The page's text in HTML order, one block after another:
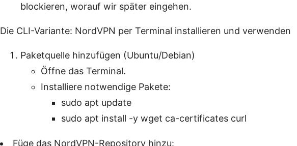
blockieren, worauf wir später eingehen.
Die CLI-Variante: NordVPN per Terminal installieren und verwenden
Paketquelle hinzufügen (Ubuntu/Debian)
Öffne das Terminal.
Installiere notwendige Pakete:
sudo apt update
sudo apt install -y wget ca-certificates curl
Füge das NordVPN-Repository hinzu: